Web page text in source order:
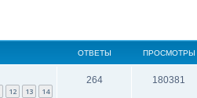
ОТВЕТЫ ПРОСМОТРЫ
12 13 14
264 180381